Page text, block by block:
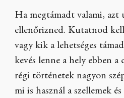
Ha megtámadt valami, azt
ellenőrizned. Kutatnod
vagy kik a lehetséges
kevés lenne a hely ebben
régi történetek nagyon
mi is használ a szellemek